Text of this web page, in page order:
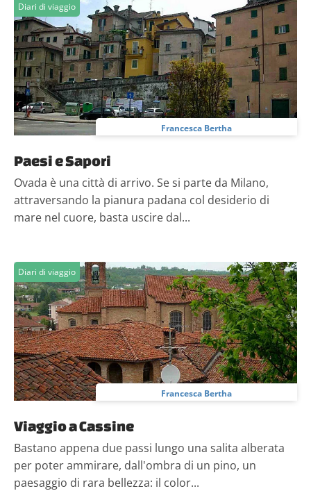
Diari di viaggio
Francesca Bertha
Paesi e Sapori
Ovada è una città di arrivo. Se si parte da Milano,
attraversando la pianura padana col desiderio di
mare nel cuore, basta uscire dal...
Diari di viaggio
Francesca Bertha
Viaggio a Cassine
Bastano appena due passi lungo una salita alberata
per poter ammirare, dall'ombra di un pino, un
paesaggio di rara bellezza: il color...